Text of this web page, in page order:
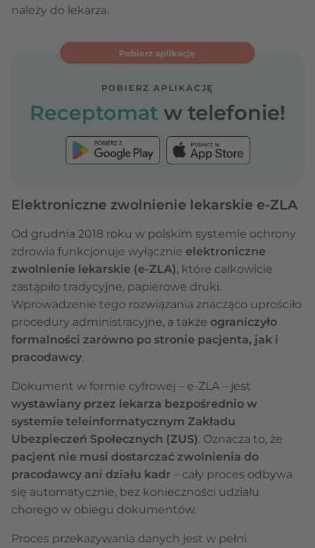
należy do lekarza.
Pobierz aplikację
POBIERZ APLIKACJĘ
Receptomat w telefonie!
Elektroniczne zwolnienie lekarskie e-ZLA
Od grudnia 2018 roku w polskim systemie ochrony
zdrowia funkcjonuje wyłącznie elektroniczne
zwolnienie lekarskie (e-ZLA), które całkowicie
zastąpiło tradycyjne, papierowe druki.
Wprowadzenie tego rozwiązania znacząco uprościło
procedury administracyjne, a także ograniczyło
formalności zarówno po stronie pacjenta, jak i
pracodawcy.
Dokument w formie cyfrowej – e-ZLA – jest
wystawiany przez lekarza bezpośrednio w
systemie teleinformatycznym Zakładu
Ubezpieczeń Społecznych (ZUS). Oznacza to, że
pacjent nie musi dostarczać zwolnienia do
pracodawcy ani działu kadr – cały proces odbywa
się automatycznie, bez konieczności udziału
chorego w obiegu dokumentów.
Proces przekazywania danych jest w pełni